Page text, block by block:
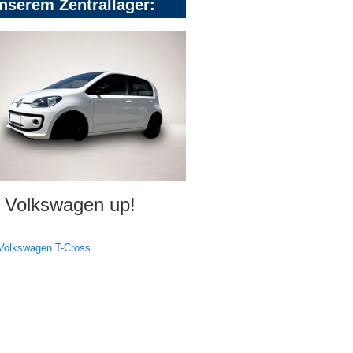
Zentrallager:
Volkswagen up!